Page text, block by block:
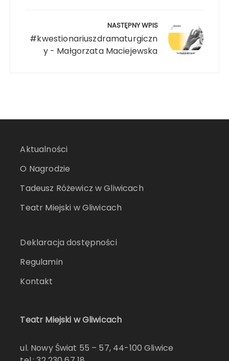
NASTĘPNY WPIS
#kwestionariuszdramaturgiczn
y - Małgorzata Maciejewska
Aktualności
O Nagrodzie
Tadeusz Różewicz w Gliwicach
Teatr Miejski w Gliwicach
Deklaracja dostępności
Regulamin
Kontakt
Teatr Miejski w Gliwicach
ul. Nowy Świat 55 – 57, 44-100 Gliwice